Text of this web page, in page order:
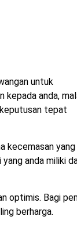
untuk
kepada anda,
tepat
kecemasan yang
anda miliki
optimis. Bagi
berharga.